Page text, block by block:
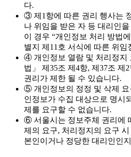
다.
③ 제1항에 따른 권리 행사는
나 위임을 받은 자 등 대리인
이 경우 “개인정보 처리 방법
별지 제11호 서식에 따른 위
④ 개인정보 열람 및 처리정지
법」 제35조 제4항, 제37조 제
권리가 제한 될 수 있습니다.
⑤ 개인정보의 정정 및 삭제 요
인정보가 수집 대상으로 명시
제를 요구할 수 없습니다.
⑥ 서울시는 정보주체 권리에
제의 요구, 처리정지의 요구
본인이거나 정당한 대리인인